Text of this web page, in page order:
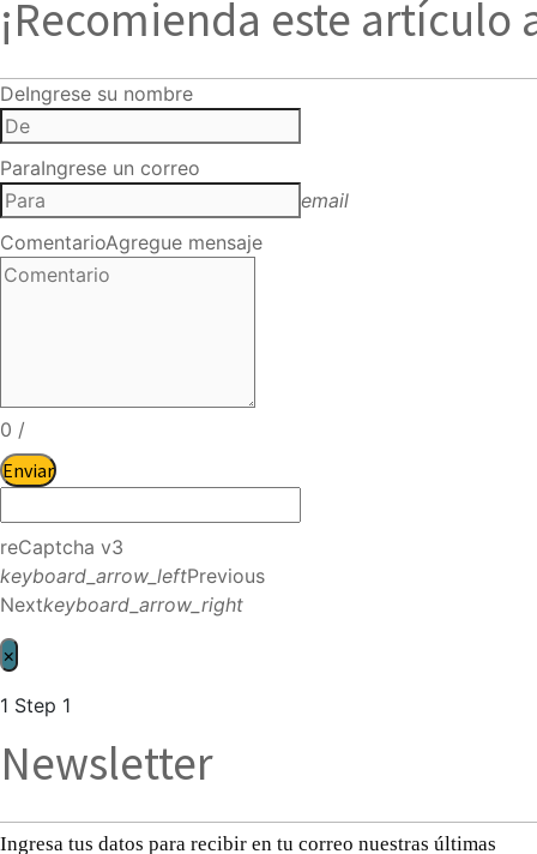
¡Recomienda este artículo
DeIngrese su nombre
ParaIngrese un correo
email
ComentarioAgregue mensaje
0 /
Enviar
reCaptcha v3
keyboard_arrow_leftPrevious
Nextkeyboard_arrow_right
×
1 Step 1
Newsletter
Ingresa tus datos para recibir en tu correo nuestras últimas